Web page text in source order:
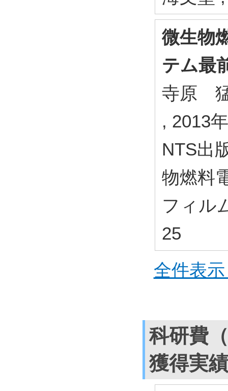
微生物
テム最
寺原
, 2013
NTS出
物燃料
フィル
25
全件表
科研費
獲得実績